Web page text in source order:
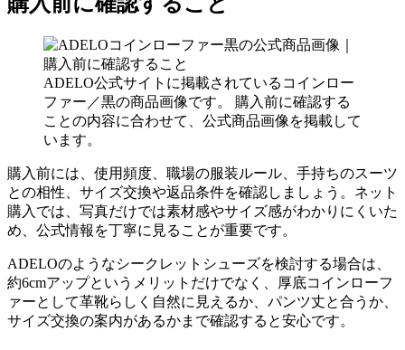
ADELO公式サイトに掲載されているコインロー
ファー／黒の商品画像です。 購入前に確認する
ことの内容に合わせて、公式商品画像を掲載して
います。
購入前には、使用頻度、職場の服装ルール、手持ちのスーツ
との相性、サイズ交換や返品条件を確認しましょう。ネット
購入では、写真だけでは素材感やサイズ感がわかりにくいた
め、公式情報を丁寧に見ることが重要です。
ADELOのようなシークレットシューズを検討する場合は、
約6cmアップというメリットだけでなく、厚底コインローフ
ァーとして革靴らしく自然に見えるか、パンツ丈と合うか、
サイズ交換の案内があるかまで確認すると安心です。